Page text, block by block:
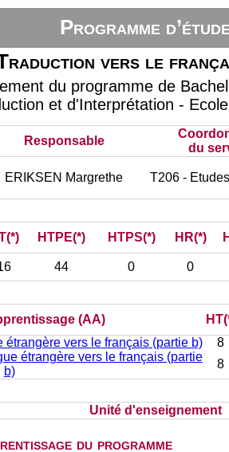
Programme
vers le
du programme de
et d'Interprétation -
Responsable
du
ERIKSEN Margrethe T206 -
HTPE(*) HTPS(*) HR(*)
44 0 0
(AA)
vers le français (partie b) 8
étrangère vers le français (partie
b)
8
Unité d'enseignement
du programme